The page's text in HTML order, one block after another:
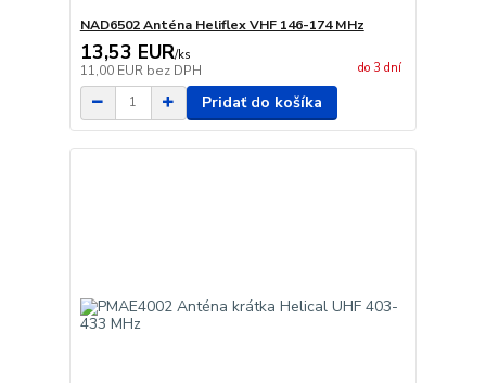
NAD6502 Anténa Heliflex VHF 146-174 MHz
13,53 EUR/ks
11,00 EUR bez DPH do 3 dní
Pridať do košíka